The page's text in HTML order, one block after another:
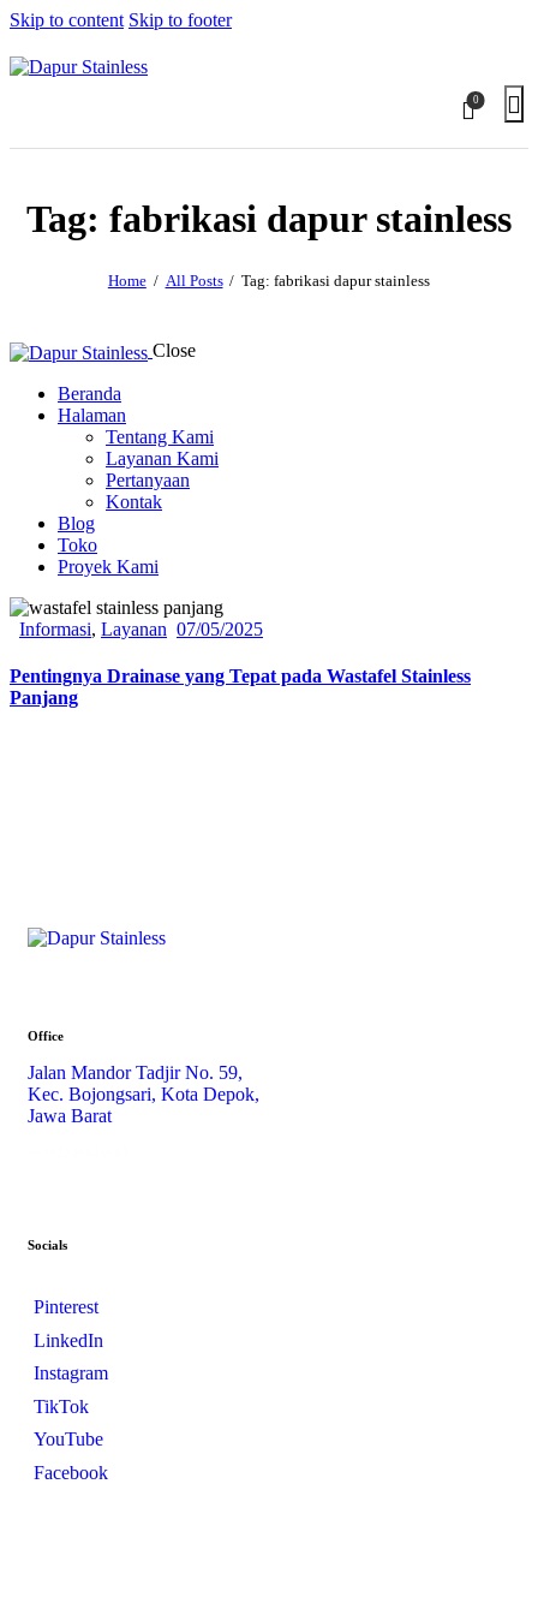
Skip to content Skip to footer
0
Tag: fabrikasi dapur stainless
Home All Posts Tag: fabrikasi dapur stainless
Close
Beranda
Halaman
Tentang Kami
Layanan Kami
Pertanyaan
Kontak
Blog
Toko
Proyek Kami
Informasi, Layanan 07/05/2025
Pentingnya Drainase yang Tepat pada Wastafel Stainless
Panjang
Office
Jalan Mandor Tadjir No. 59,
Kec. Bojongsari, Kota Depok,
Jawa Barat
Socials
Pinterest
LinkedIn
Instagram
TikTok
YouTube
Facebook